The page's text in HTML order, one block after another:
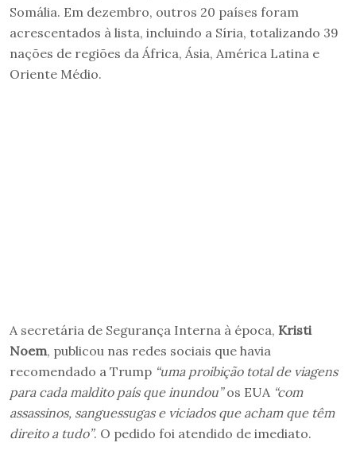
Somália. Em dezembro, outros 20 países foram
acrescentados à lista, incluindo a Síria, totalizando 39
nações de regiões da África, Ásia, América Latina e
Oriente Médio.
A secretária de Segurança Interna à época, Kristi
Noem, publicou nas redes sociais que havia
recomendado a Trump “uma proibição total de viagens
para cada maldito país que inundou”os EUA “com
assassinos, sanguessugas e viciados que acham que têm
direito a tudo”. O pedido foi atendido de imediato.